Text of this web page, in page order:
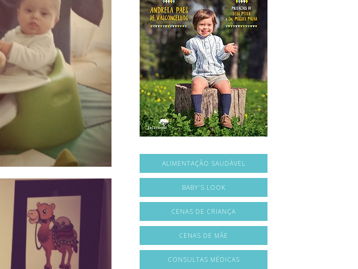
ALIMENTAÇÃO SAUDÁVEL
BABY'S LOOK
CENAS DE CRIANÇA
CENAS DE MÃE
CONSULTAS MÉDICAS